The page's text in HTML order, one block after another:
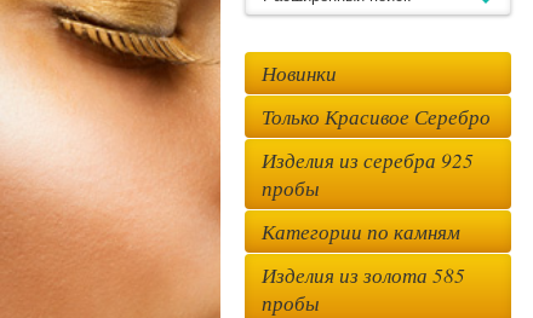
Новинки
Только Красивое Серебро
Изделия из серебра 925
пробы
Категории по камням
Изделия из золота 585
пробы